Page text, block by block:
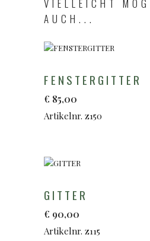
VIELLEICHT
AUCH...
FENSTERGITTER
€ 85,00
Artikelnr. z150
GITTER
€ 90,00
Artikelnr. z115